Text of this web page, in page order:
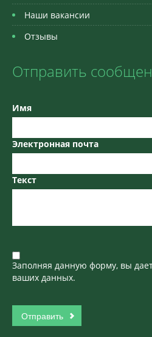
Наши вакансии
Отзывы
Отправить
Имя
Электронная почта
Текст
Заполняя данную форму, вы
ваших данных.